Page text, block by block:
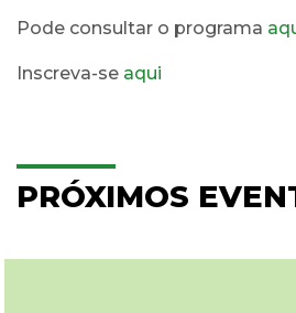
Pode consultar o programa
Inscreva-se aqui
PRÓXIMOS